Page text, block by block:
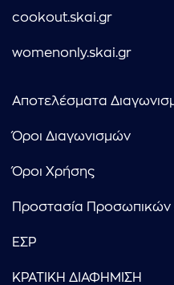
cookout.skai.gr
womenonly.skai.gr
Αποτελέσματα
Όροι Διαγωνισμών
Όροι Χρήσης
Προστασία
ΕΣΡ
ΚΡΑΤΙΚΗ ΔΙΑΦΗΜΙΣΗ